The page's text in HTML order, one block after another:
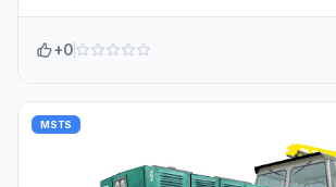
+0
MSTS